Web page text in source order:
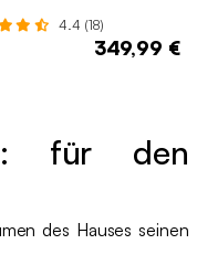
4.4 (18)
349,99 €
für den
des Hauses seinen